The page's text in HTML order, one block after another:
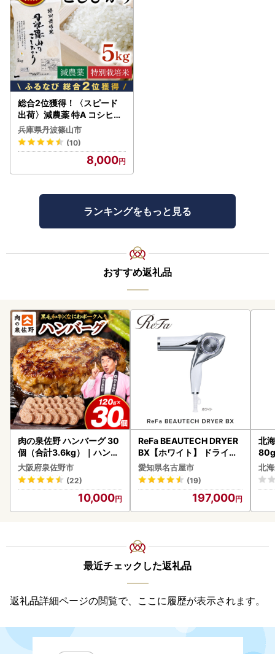
総合2位獲得！〈スピード
出荷〉減農薬 特A コシヒカ
リ 5kg 丹波篠山産 特別栽培
米 こしひかり
兵庫県丹波篠山市
(10)
8,000
ランキングをもっと見る
おすすめ返礼品
肉の泉佐野 ハンバーグ 30
個（合計3.6kg）｜ハンバ
ーグ 訳あり 黒毛和牛×なに
わポーク
大阪府泉佐野市
(22)
10,000
ReFa BEAUTECH DRYER
BX【ホワイト】 ドライヤ
ー 美容 家電 ドライヤー リ
ファ
愛知県名古屋市
(19)
197,000
北
ク
く
道
北
最近チェックした返礼品
返礼品詳細ページの閲覧で、ここに履歴が表示されます。